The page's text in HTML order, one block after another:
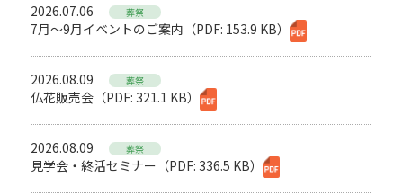
2026.07.06 葬祭
7月～9月イベントのご案内（PDF: 153.9 KB）
2026.08.09 葬祭
仏花販売会（PDF: 321.1 KB）
2026.08.09 葬祭
見学会・終活セミナー（PDF: 336.5 KB）